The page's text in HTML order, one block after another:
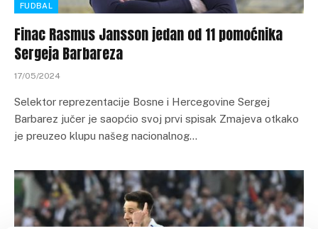
FUDBAL
Finac Rasmus Jansson jedan od 11 pomoćnika
Sergeja Barbareza
17/05/2024
Selektor reprezentacije Bosne i Hercegovine Sergej
Barbarez jučer je saopćio svoj prvi spisak Zmajeva otkako
je preuzeo klupu našeg nacionalnog…